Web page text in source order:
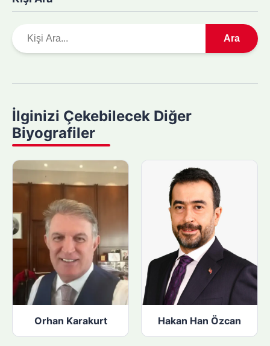
r
y
a
p
n
:
Ara
İlginizi Çekebilecek Diğer
Biyografiler
Orhan Karakurt Hakan Han Özcan